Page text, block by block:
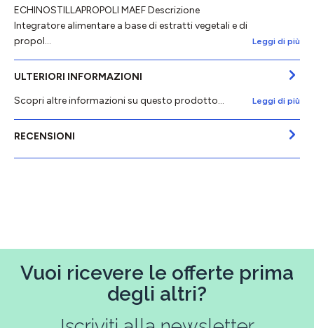
ECHINOSTILLAPROPOLI MAEF Descrizione
Integratore alimentare a base di estratti vegetali e di
propol…
Leggi di più
ULTERIORI INFORMAZIONI
Scopri altre informazioni su questo prodotto...
Leggi di più
RECENSIONI
Vuoi ricevere le offerte prima
degli altri?